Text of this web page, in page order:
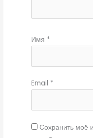
Имя *
Email *
Сохранить моё